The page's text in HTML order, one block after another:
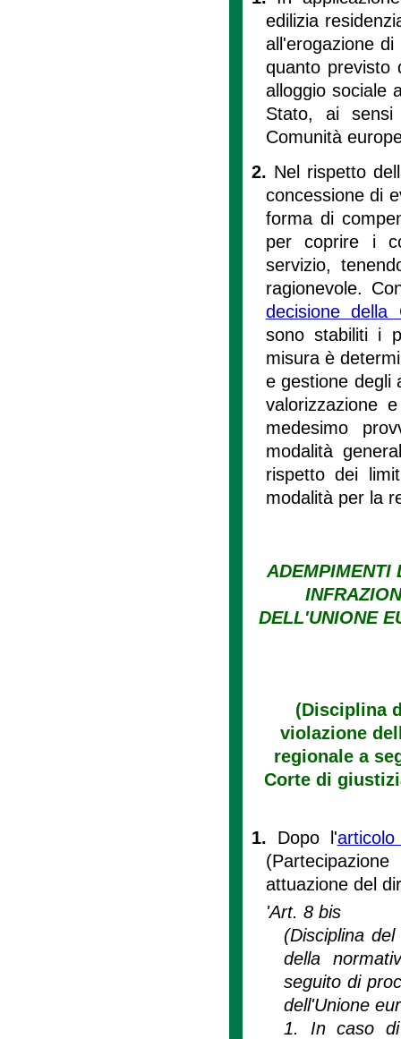
edilizia
all'erogazione
quanto previsto
alloggio sociale
Stato, ai
Comunità
2. Nel rispetto
concessione di
forma di
per coprire i
servizio,
ragionevole.
decisione della
sono stabiliti i
misura è
e gestione degli
valorizzazione
medesimo
modalità
rispetto dei
modalità per la
ADEMPIMENTI
DELL'UNIONE
(Disciplina
violazione
regionale a
Corte di
1. Dopo l'
attuazione del
'Art. 8 bis
(Disciplina
della
seguito di
dell'Unione
1. In caso di